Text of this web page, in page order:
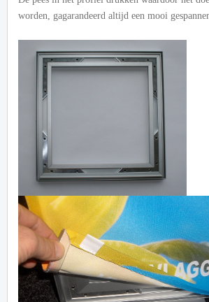
worden, gagarandeerd altijd een mooi